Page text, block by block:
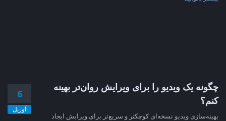
6
آوریل
چگونه یک ویدیو را برای ویرایش روان‌تر بهینه
کنم؟
بهینه‌سازی ویدیو نسخه‌ای کوچکتر و سریع‌تر برای ویرایش ایجاد